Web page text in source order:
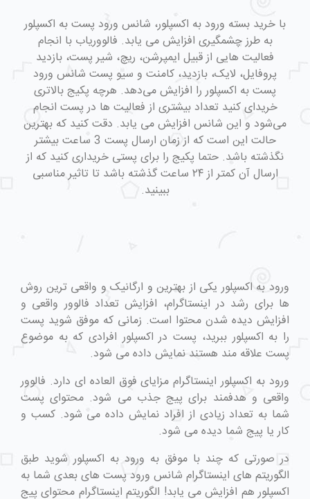
با خرید بسته ورود به اکسپلور، شانس ورود پست به اکسپلور
به طرز چشمگیری افزایش می یابد. فالووریاب با انجام
فعالیت هایی از قبیل ایمپرشن، ریچ، شیر پست، بازدید
پروفایل، لایک، بازدید، کامنت و سیو پست شانس ورود
پست به اکسپلور را افزایش می‌دهد. هرچه پکیج بالاتری
خریدای کنید تعداد بیشتری از فعالیت ها در پست انجام
می‌شود و این شانس افزایش می یابد. دقت کنید که بهترین
حالت این است که از زمان ارسال پست 3 ساعت بیشتر
نگذشته باشد. حتما پکیج را برای پستی خریداری کنید که از
ارسال آن کمتر از ۲۴ ساعت گذشته باشد تا تاثیر مناسبی
ببینید.
ورود به اکسپلور یکی از بهترین و ارگانیک و واقعی ترین روش
ها برای رشد در اینستاگرام، افزایش تعداد فالوور واقعی و
افزایش دیده شدن محتوا است. زمانی که موفق شوید پست
را به اکسپلور ببرید، پست در اکسپلور افرادی که به موضوع
پست علاقه مند هستند نمایش داده می شود.
ورود به اکسپلور اینستاگرام مزایای فوق العاده ای دارد. فالوور
واقعی و هدفمند برای پیج جذب می شود. محتوای پست
شما به تعداد زیادی از افراد نمایش داده می شود. کسب و
کار یا پیج شما دیده می شود.
در صورتی که چند با موفق به ورود به اکسپلور شوید طبق
الگوریتم های اینستاگرام شانس ورود پست های بعدی شما به
اکسپلور هم افزایش می یابد! الگوریتم اینستاگرام محتوای پیج